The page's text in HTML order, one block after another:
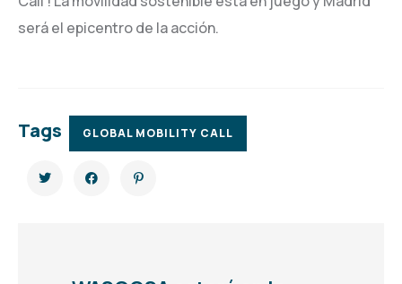
será el epicentro de la acción.
Tags GLOBAL MOBILITY CALL